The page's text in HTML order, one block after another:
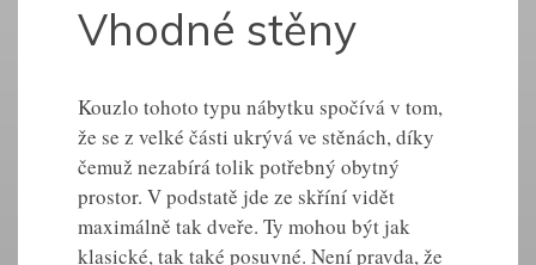
Vhodné stěny
Kouzlo tohoto typu nábytku spočívá v tom,
že se z velké části ukrývá ve stěnách, díky
čemuž nezabírá tolik potřebný obytný
prostor. V podstatě jde ze skříní vidět
maximálně tak dveře. Ty mohou být jak
klasické, tak také posuvné. Není pravda, že